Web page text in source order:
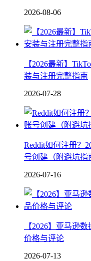
2026-08-06
【2026最新】
装与注册完整指南
2026-07-28
Reddit如何注册？
号创建（附避坑指
2026-07-16
【2026】亚马逊
价格与评论
2026-07-13